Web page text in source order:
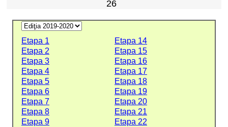
26
Etapa 1
Etapa 14
Etapa 2
Etapa 15
Etapa 3
Etapa 16
Etapa 4
Etapa 17
Etapa 5
Etapa 18
Etapa 6
Etapa 19
Etapa 7
Etapa 20
Etapa 8
Etapa 21
Etapa 9
Etapa 22